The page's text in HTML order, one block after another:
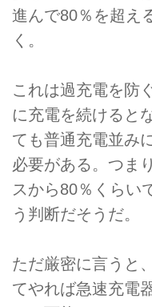
進んで80％を超え
く。
これは過充電を防
に充電を続けると
ても普通充電並み
必要がある。つま
スから80％くらい
う判断だそうだ。
ただ厳密に言うと
てやれば急速充電